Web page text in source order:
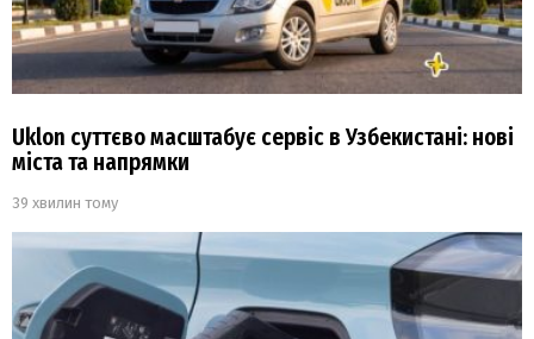
Uklon суттєво масштабує сервіс в Узбекистані: нові
міста та напрямки
39 хвилин тому